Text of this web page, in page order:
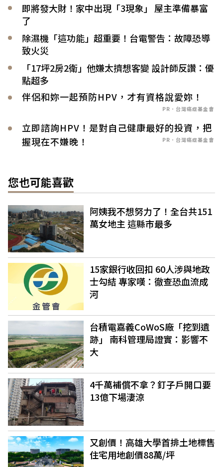
即將發大財！家中出現「3現象」 屋主準備暴富
了
除濕機「這功能」超重要！台電警告：故障恐導
致火災
「17坪2房2衛」他嫌太擠想客變 設計師反讚：優
點超多
伴侶和妳一起預防HPV，才有資格說愛妳！
PR．台灣癌症基金會
立即諮詢HPV！是對自己健康最好的投資，把
握現在不嫌晚！
PR．台灣癌症基金會
您也可能喜歡
阿姨我不想努力了！全台共151
萬女地主 這縣市最多
15家銀行收回扣 60人涉與地政
士勾結 專家嘆：徹查恐血流成
河
台積電嘉義CoWoS廠「挖到遺
跡」 南科管理局證實：影響不
大
4千萬補償不拿？釘子戶開口要
13億下場淒涼
又創價！高雄大學首排土地標售
住宅用地創價88萬/坪